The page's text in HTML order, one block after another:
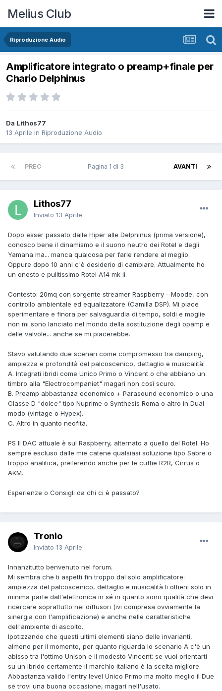
Melius Club
Riproduzione Audio
Amplificatore integrato o preamp+finale per
Chario Delphinus
Da Lithos77
13 Aprile in Riproduzione Audio
PREC AVANTI
Pagina 1 di 3
Lithos77
Inviato 13 Aprile
Dopo esser passato dalle Hiper alle Delphinus (prima versione),
conosco bene il dinamismo e il suono neutro dei Rotel e degli
Yamaha ma... manca qualcosa per farle rendere al meglio.
Oppure dopo 10 anni c'è desiderio di cambiare. Attualmente ho
un onesto e pulitissimo Rotel A14 mk ii.
Contesto: 20mq con sorgente streamer Raspberry - Moode, con
controllo ambientale ed equalizzatore (Camilla DSP). Mi piace
sperimentare e finora per salvaguardia di tempo, soldi e moglie
non mi sono lanciato nel mondo della sostituzione degli opamp e
delle valvole... anche se mi piacerebbe.
Stavo valutando due scenari come compromesso tra damping,
ampiezza e profondità del palcoscenico, dettaglio e musicalità:
A. Integrati ibridi come Unico Primo o Vincent o che abbiano un
timbro alla "Electrocompaniet" magari non così scuro.
B. Preamp abbastanza economico + Parasound economico o una
Classe D "dolce" tipo Nuprime o Synthesis Roma o altro in Dual
modo (vintage o Hypex).
C. Altro in quanto neofita.
PS Il DAC attuale è sul Raspberry, alternato a quello del Rotel. Ho
sempre escluso dalle mie catene qualsiasi soluzione tipo Sabre o
troppo analitica, preferendo anche per le cuffie R2R, Cirrus o
AKM.
Esperienze o Consigli da chi ci è passato?
Tronio
Inviato 13 Aprile
Innanzitutto benvenuto nel forum.
Mi sembra che ti aspetti fin troppo dal solo amplificatore:
ampiezza del palcoscenico, dettaglio e musicalità li ottieni solo in
minima parte dall'elettronica in sé in quanto sono qualità che devi
ricercare soprattutto nei diffusori (ivi compresa ovviamente la
sinergia con l'amplificazione) e anche nelle caratteristiche
dell'ambiente di ascolto.
Ipotizzando che questi ultimi elementi siano delle invarianti,
almeno per il momento, per quanto riguarda lo scenario A c'è un
abisso tra l'ottimo Unison e il modesto Vincent: se vuoi orientarti
su un ibrido certamente il marchio italiano è la scelta migliore.
Abbastanza valido l'entry level Unico Primo ma molto meglio il Due
se trovi una buona occasione, magari nell'usato.